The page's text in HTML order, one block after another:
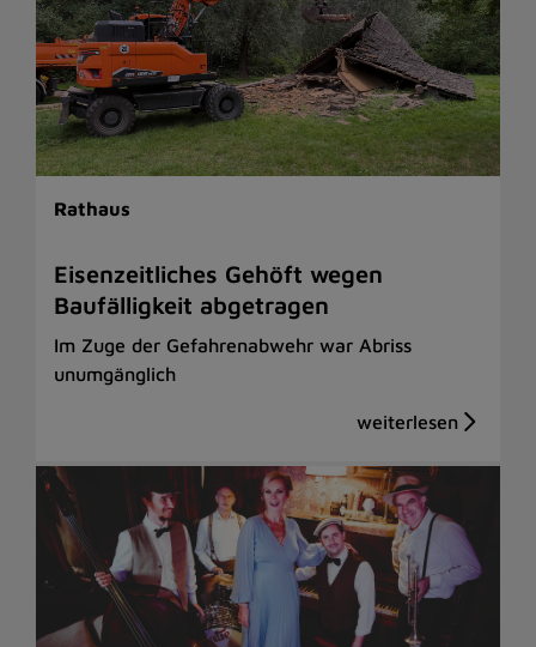
Rathaus
Eisenzeitliches Gehöft wegen
Baufälligkeit abgetragen
Im Zuge der Gefahrenabwehr war Abriss
unumgänglich